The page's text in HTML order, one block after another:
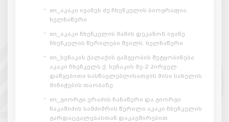
en_აკაკი ივანეს ძე ჩხენკელის ბიოგრაფია.
ხელნაწერი
en_აკაკი ჩხენკელის მამის დეკანოზ ივანე
ჩხენკელის წერილები შვილს. ხელნაწერი
en_სენაკის ქალაქის გამგეობის შეტყობინება
აკაკი ჩხენკელს ქ. სენაკის მე-2 პირველ
დაწყებითი სასწავლებლისათვის მისი სახელის
მინიჭების თაობაზე
en_გიორგი ერაძის ჩანაწერი და გიორგი
ნაკაშიძის სამძიმრის წერილი აკაკი ჩხენკელის
გარდაცვალებასთან დაკავშირებით